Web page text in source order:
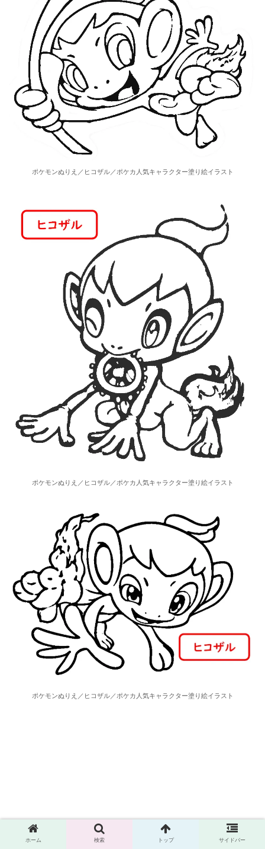
ポケモンぬりえ／ヒコザル／ポケカ人気キャラクター塗り絵イラスト
ポケモンぬりえ／ヒコザル／ポケカ人気キャラクター塗り絵イラスト
ポケモンぬりえ／ヒコザル／ポケカ人気キャラクター塗り絵イラスト
ホーム 検索 トップ サイドバー